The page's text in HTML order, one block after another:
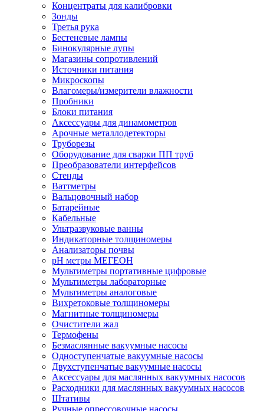
Концентраты для калибровки
Зонды
Третья рука
Бестеневые лампы
Бинокулярные лупы
Магазины сопротивлений
Источники питания
Микроскопы
Влагомеры/измерители влажности
Пробники
Блоки питания
Аксессуары для динамометров
Арочные металлодетекторы
Труборезы
Оборудование для сварки ПП труб
Преобразователи интерфейсов
Стенды
Ваттметры
Вальцовочный набор
Батарейные
Кабельные
Ультразвуковые ванны
Индикаторные толщиномеры
Анализаторы почвы
рН метры МЕГЕОН
Мультиметры портативные цифровые
Мультиметры лабораторные
Мультиметры аналоговые
Вихретоковые толщиномеры
Магнитные толщиномеры
Очистители жал
Термофены
Безмаслянные вакуумные насосы
Одноступенчатые вакуумные насосы
Двухступенчатые вакуумные насосы
Аксессуары для маслянных вакуумных насосов
Расходники для маслянных вакуумных насосов
Штативы
Ручные опрессовочные насосы